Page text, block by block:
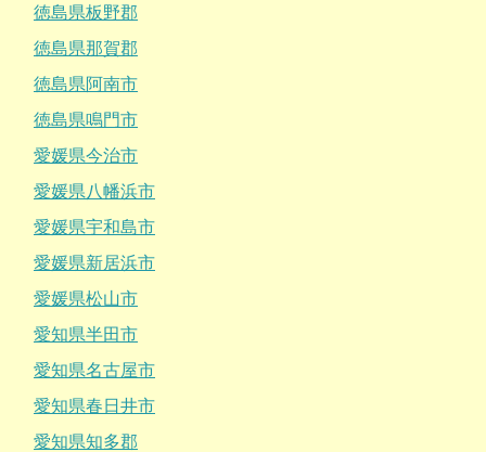
徳島県板野郡
徳島県那賀郡
徳島県阿南市
徳島県鳴門市
愛媛県今治市
愛媛県八幡浜市
愛媛県宇和島市
愛媛県新居浜市
愛媛県松山市
愛知県半田市
愛知県名古屋市
愛知県春日井市
愛知県知多郡